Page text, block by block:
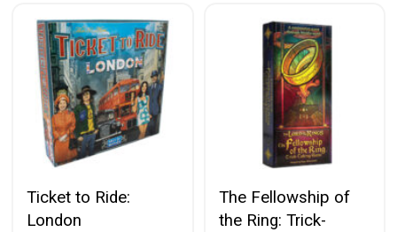
Ticket to Ride:
London
The Fellowship of
the Ring: Trick-